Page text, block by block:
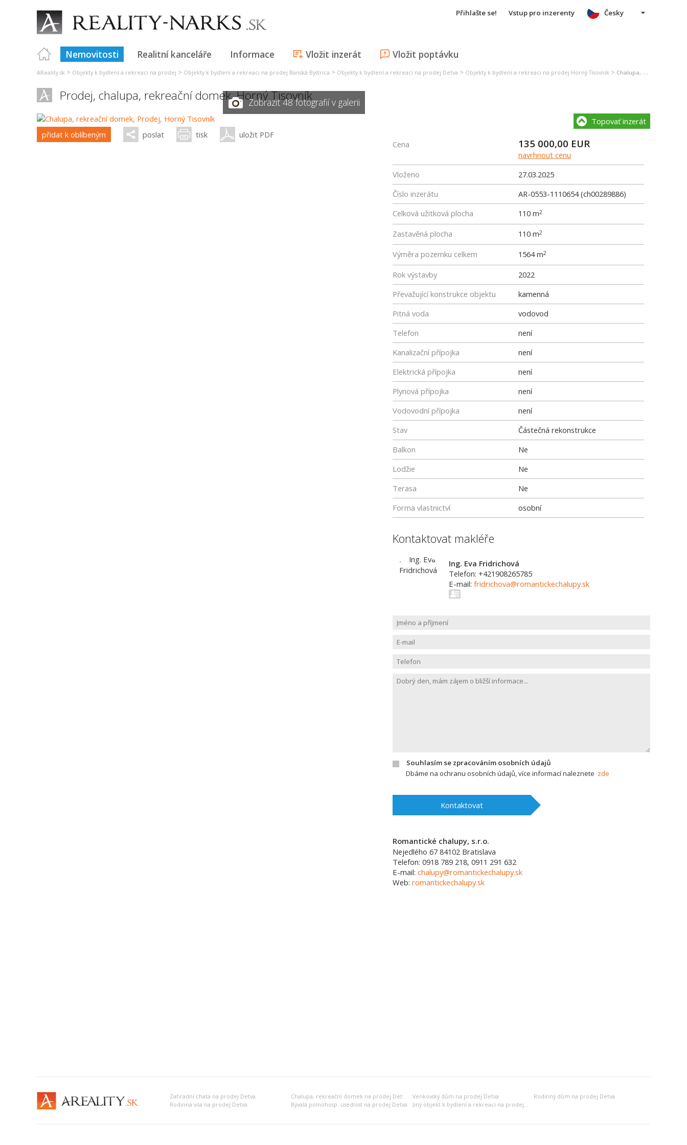
Přihlašte se! Vstup pro inzerenty
Nemovitosti Realitní kanceláře Informace Vložit inzerát Vložit poptávku
Česky
AReality.sk > Objekty k bydlení a rekreaci na prodej > Objekty k bydlení a rekreaci na prodej Banská Bystrica > Objekty k bydlení a rekreaci na prodej Detva > Objekty k bydlení a rekreaci na prodej Horný Tisovník > Chalupa, rekreační domek na prodej Horný Tisovník
Prodej, chalupa, rekreační domek,Horný Tisovník
Zobrazit 48 fotografií v galerii
přidat k oblíbeným poslat tisk uložit PDF
Topovať inzerát
Cena 135 000,00 EUR
navrhnout cenu
Vloženo
27.03.2025
Číslo inzerátu
AR-0553-1110654 (ch00289886)
Celková užitková plocha
110 m2
Zastavěná plocha 110 m2
Výměra pozemku celkem 1564 m2
Rok výstavby
2022
Převažující konstrukce objektu
kamenná
Pitná voda
vodovod
Telefon
není
Kanalizační přípojka
není
Elektrická přípojka
není
Plynová přípojka
není
Vodovodní přípojka
není
Stav
Částečná rekonstrukce
Balkon
Ne
Lodžie
Ne
Terasa
Ne
Forma vlastnictví
osobní
Kontaktovat makléře
Ing. Eva Fridrichová
Telefon: +421908265785
E-mail: fridrichova@romantickechalupy.sk
Souhlasím se zpracováním osobních údajů
Dbáme na ochranu osobních údajů, více informací naleznete zde
Kontaktovat
Romantické chalupy, s.r.o.
Nejedlého 67 84102 Bratislava
Telefon: 0918 789 218, 0911 291 632
E-mail: chalupy@romantickechalupy.sk
Web: romantickechalupy.sk
Zahradní chata na prodej Detva Chalupa, rekreační domek na prodej Detva Venkovský dům na prodej Detva
Rodinný dům na prodej Detva
Rodinná vila na prodej Detva
Bývalá polnohosp. usedlost na prodej Detva Jiný objekt k bydlení a rekreaci na prodej Detva